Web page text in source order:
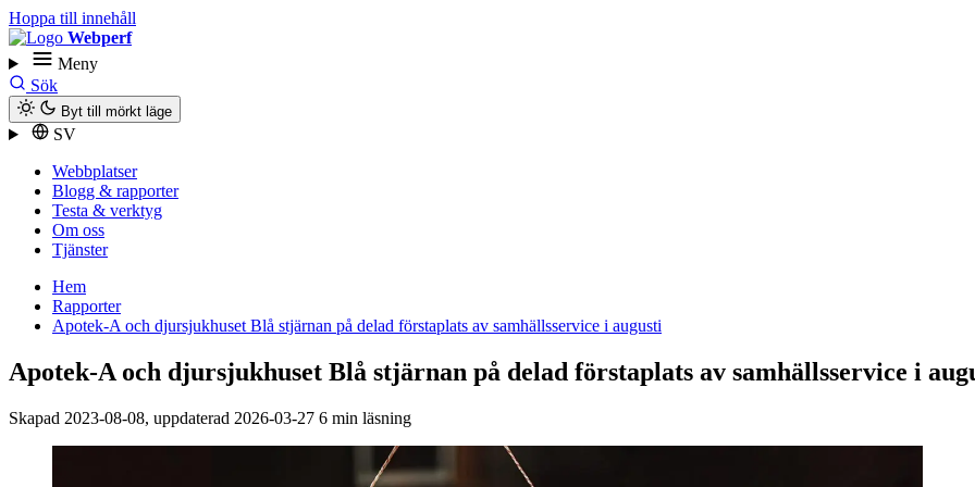
Hoppa till innehåll
Webperf
Meny
Sök
Byt till mörkt läge
SV
Webbplatser
Blogg & rapporter
Testa & verktyg
Om oss
Tjänster
Hem
Rapporter
Apotek-A och djursjukhuset Blå stjärnan på delad förstaplats av samhällsservice i augusti
Apotek-A och djursjukhuset Blå stjärnan på delad förstaplats av samhällsservice i
Skapad 2023-08-08, uppdaterad 2026-03-27 6 min läsning